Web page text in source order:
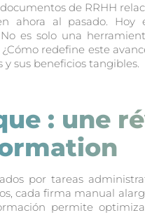
de RRHH
ahora al pasado.
es solo una
redefine este
y sus beneficios tangibles.
: une
por tareas
cada firma manual
permite